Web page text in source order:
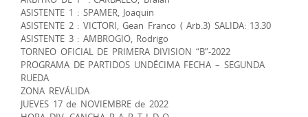
ASISTENTE 1 : SPAMER, Joaquin
ASISTENTE 2 : VICTORI, Gean Franco ( Arb.3) SALIDA: 13.30
ASISTENTE 3 : AMBROGIO, Rodrigo
TORNEO OFICIAL DE PRIMERA DIVISION “B”-2022
PROGRAMA DE PARTIDOS UNDÉCIMA FECHA – SEGUNDA
RUEDA
ZONA REVÁLIDA
JUEVES 17 de NOVIEMBRE de 2022